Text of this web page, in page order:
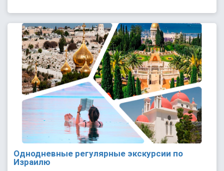
Однодневные регулярные экскурсии по
Израилю